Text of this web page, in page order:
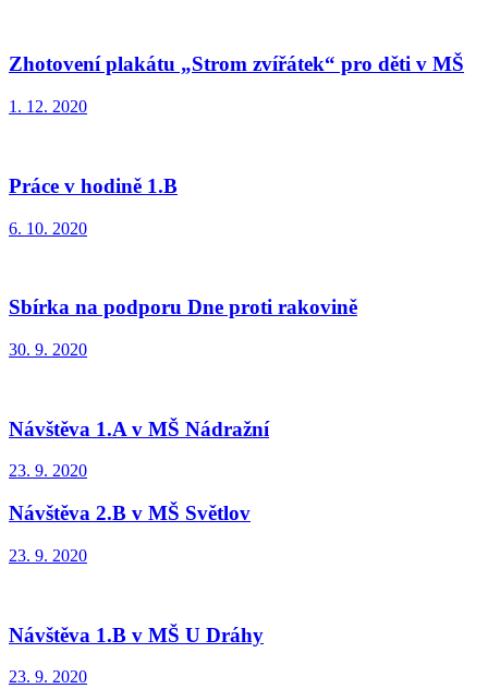
Zhotovení plakátu „Strom zvířátek“ pro děti v MŠ
1. 12. 2020
Práce v hodině 1.B
6. 10. 2020
Sbírka na podporu Dne proti rakovině
30. 9. 2020
Návštěva 1.A v MŠ Nádražní
23. 9. 2020
Návštěva 2.B v MŠ Světlov
23. 9. 2020
Návštěva 1.B v MŠ U Dráhy
23. 9. 2020